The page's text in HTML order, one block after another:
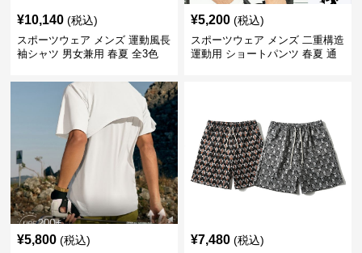
¥10,140 (税込)
スポーツウェア メンズ 運動風長
袖シャツ 男女兼用 春夏 全3色
¥5,200 (税込)
スポーツウェア メンズ 二重構造
運動用 ショートパンツ 春夏 通
¥5,800 (税込) ¥7,480 (税込)